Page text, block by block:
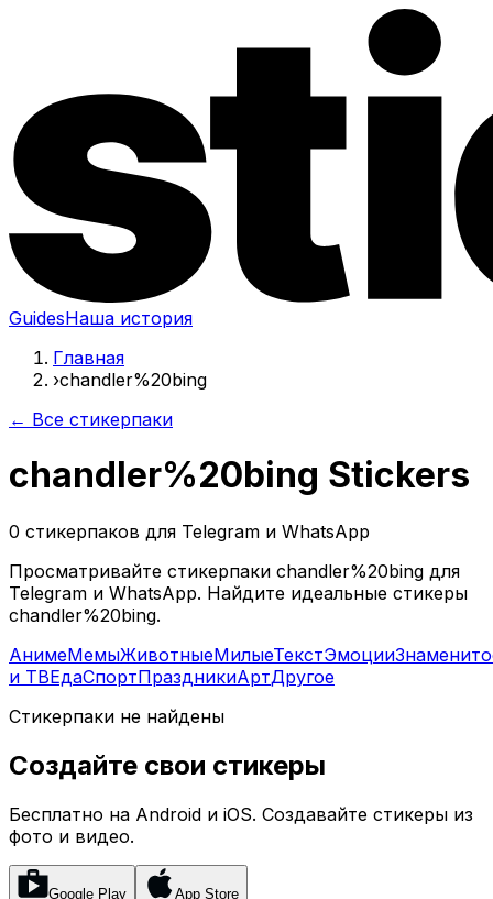
GuidesНаша история
Главная
›chandler%20bing
← Все стикерпаки
chandler%20bing Stickers
0 стикерпаков для Telegram и WhatsApp
Просматривайте стикерпаки chandler%20bing для
Telegram и WhatsApp. Найдите идеальные стикеры
chandler%20bing.
АнимеМемыЖивотныеМилыеТекстЭмоции
и ТВЕдаСпортПраздникиАртДругое
Стикерпаки не найдены
Создайте свои стикеры
Бесплатно на Android и iOS. Создавайте стикеры из
фото и видео.
Google Play App Store